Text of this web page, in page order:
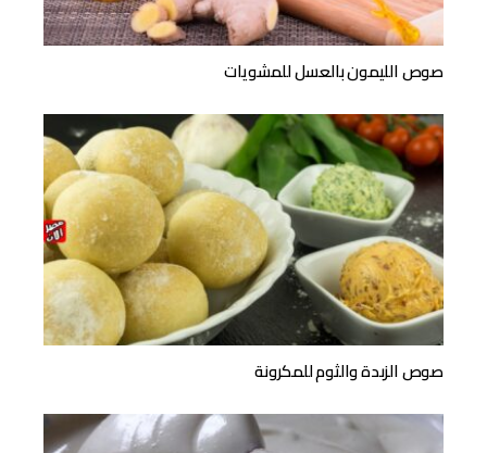
صوص الليمون بالعسل للمشويات
صوص الزبدة والثوم للمكرونة